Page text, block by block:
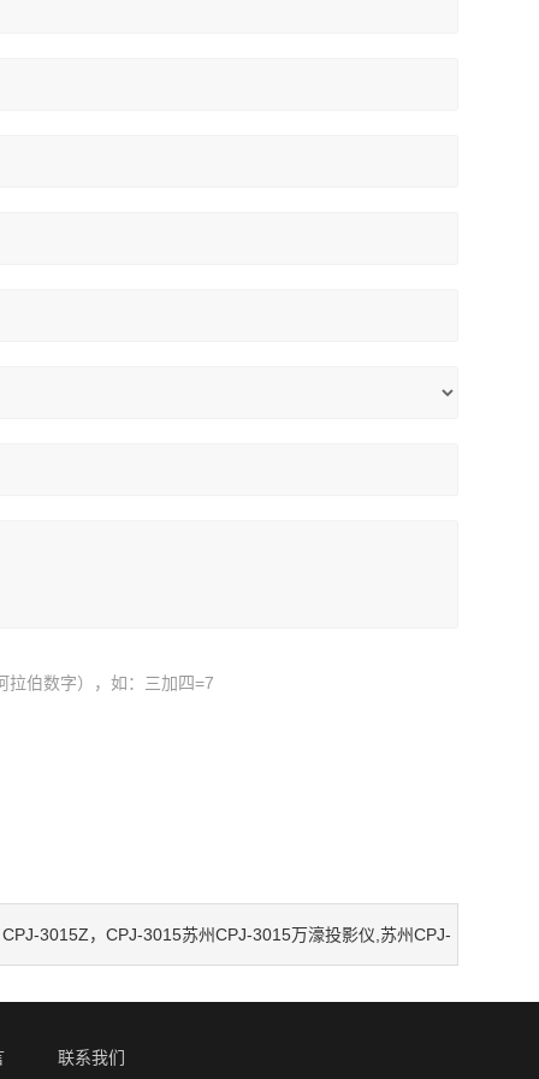
拉伯数字），如：三加四=7
CPJ-3015Z，CPJ-3015苏州CPJ-3015万濠投影仪,苏州CPJ-
联系我们